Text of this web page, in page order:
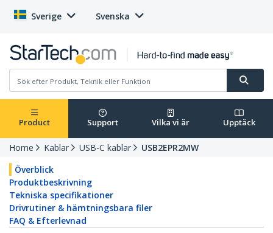
Sverige Svenska
Product Support Vilka vi är Upptäck
Home Kablar USB-C kablar
USB2EPR2MW
Överblick
Produktbeskrivning
Tekniska specifikationer
Drivrutiner & hämtningsbara filer
FAQ & Efterlevnad